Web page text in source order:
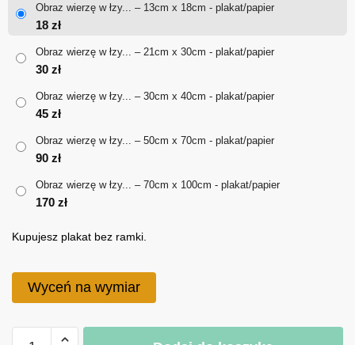
18 zł
Obraz wierzę w łzy... – 13cm x 18cm - plakat/papier
18 zł
Obraz wierzę w łzy... – 21cm x 30cm - plakat/papier
30 zł
Obraz wierzę w łzy... – 30cm x 40cm - plakat/papier
45 zł
Obraz wierzę w łzy... – 50cm x 70cm - plakat/papier
90 zł
Obraz wierzę w łzy... – 70cm x 100cm - plakat/papier
170 zł
Kupujesz plakat bez ramki.
Wyceń na wymiar